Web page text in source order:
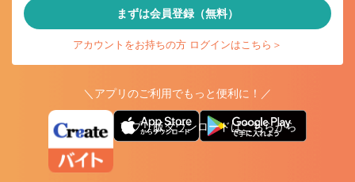
まずは会員登録（無料）
アカウントをお持ちの方 ログインはこちら＞
＼アプリのご利用でもっと便利に！／
アプリ版ダウンロードはこちらから